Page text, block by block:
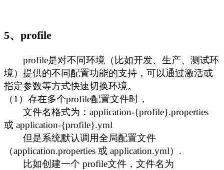
5、profile
profile是对不同环境（比如开发、生产、测试环
境）提供的不同配置功能的支持，可以通过激活或
指定参数等方式快速切换环境。
（1）存在多个profile配置文件时，
文件名格式为：application-{profile}.properties
或 application-{profile}.yml
但是系统默认调用全局配置文件
（application.properties 或 application.yml）.
比如创建一个 profile文件，文件名为